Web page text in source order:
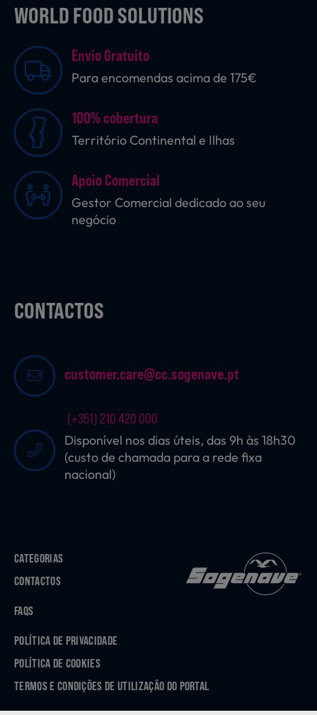
Bebidas e Garrafeira
Produtos Vegetarianos
Sobremesas
Ração para Animais
WORLD FOOD SOLUTIONS
Envio Gratuito
Para encomendas acima de 175€
100% cobertura
Território Continental e Ilhas
Apoio Comercial
Gestor Comercial dedicado ao seu
negócio
CONTACTOS
customer.care@cc.sogenave.pt
(+351) 210 420 000
Disponível nos dias úteis, das 9h às 18h30
(custo de chamada para a rede fixa
nacional)
CATEGORIAS
CONTACTOS
FAQS
POLÍTICA DE PRIVACIDADE
POLÍTICA DE COOKIES
TERMOS E CONDIÇÕES DE UTILIZAÇÃO DO PORTAL